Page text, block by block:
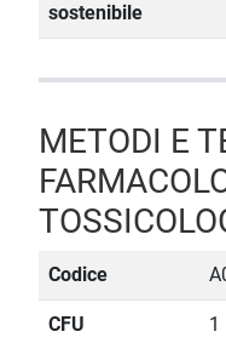
sostenibile
METODI E
Codice
CFU 1